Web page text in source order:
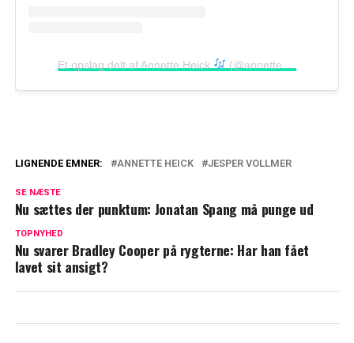
Et opslag delt af Annette Heick (@annetteheick)
Sådan har du ikke set ham og Annette før
beslutning: Nu er de i tvivl
LIGNENDE EMNER: ANNETTE HEICK JESPER VOLLMER
SE NÆSTE
Nu sættes der punktum: Jonatan Spang må punge ud
TOPNYHED
Nu svarer Bradley Cooper på rygterne: Har han fået
lavet sit ansigt?